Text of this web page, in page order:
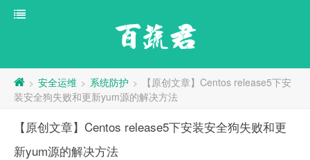
百蔬君
> 安全运维 > 系统防护 >
【原创文章】Centos release5下安
装安全狗失败和更新yum源的解决方法
【原创文章】Centos release5下安装安全狗失败和更
新yum源的解决方法